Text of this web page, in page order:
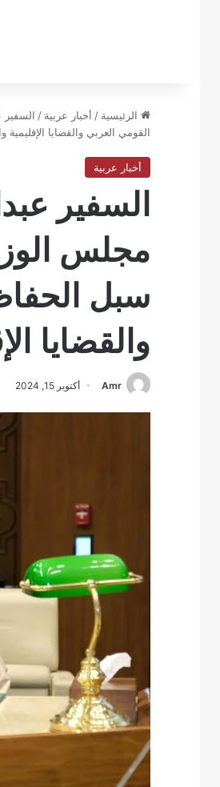
الرئيسية / أخبار عربية / السفير
القومي العربي والقضايا الإقليمية
أخبار عربية
السفير
مجلس
سبل
والقضايا
Amr أكتوبر 15, 2024